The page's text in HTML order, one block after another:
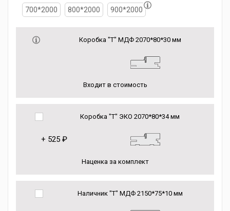
700*2000 800*2000 900*2000
Коробка "Т" МДФ 2070*80*30 мм
Входит в стоимость
Коробка "Т" ЭКО 2070*80*34 мм
+ 525 ₽
Наценка за комплект
Наличник "Т" МДФ 2150*75*10 мм